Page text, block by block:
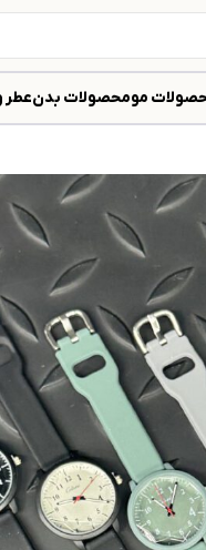
مومحصولات بدنعطر